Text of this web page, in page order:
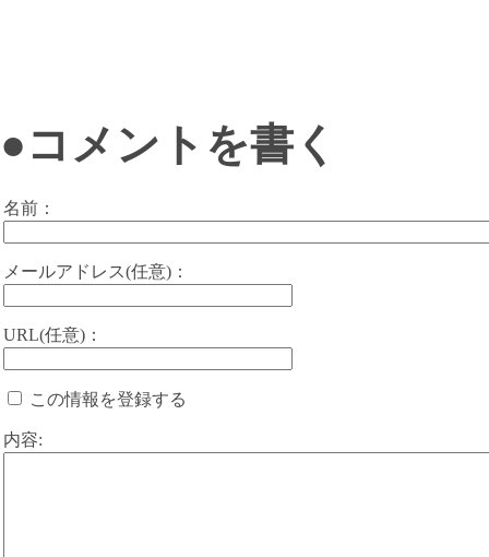
●コメントを書く
名前：
メールアドレス(任意)：
URL(任意)：
この情報を登録する
内容: